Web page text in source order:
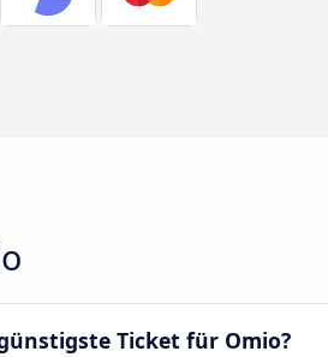
Ticket für Omio?